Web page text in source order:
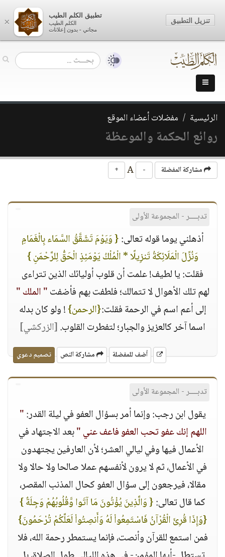
الرئيسية مفضلات أعضاء الموقع
روائع الحكمة والموعظة
مشاركة المفضلة -
+
تدبــــر - المجموعة الأولى
أذهلني يوما قوله تعالى:{ وَيَوْمَ تَشَقَّقُ السَّمَاء بِالْغَمَامِ
وَنُزِّلَ الْمَلَائِكَةُ تَنزِيلًا * الْمُلْكُ يَوْمَئِذٍ الْحَقُّ لِلرَّحْمَنِ }
فقلت: يا لطيف! علمت أن قلوب أوليائك الذين تتراءى
لهم تلك الأهوال لا تتمالك؛ فلطفت بهم فأضفت" الملك "
إلى أعم اسم في الرحمة فقلت:{الرحمن}! ولو كان بدله
اسما آخر كالعزيز والجبار؛ لتفطرت القلوب.[الزركشي]
أضف للمفضلة مشاركة النص تصميم دعوي
تدبــــر - المجموعة الأولى
يقول ابن رجب: وإنما أمر بسؤال العفو في ليلة القدر:"
اللهم إنك عفو تحب العفو فاعف عني "بعد الاجتهاد في
الأعمال فيها وفي ليالي العشر؛ لأن العارفين يجتهدون
في الأعمال، ثم لا يرون لأنفسهم عملا صالحا ولا حالا ولا
مقالا، فيرجعون إلى سؤال العفو كحال المذنب المقصر،
كما قال تعالى:{ وَالَّذِينَ يُؤْتُونَ مَا آتَوا وَّقُلُوبُهُمْ وَجِلَةٌ }
{وَإِذَا قُرِئَ الْقُرْآنُ فَاسْتَمِعُواْ لَهُ وَأَنصِتُواْ لَعَلَّكُمْ تُرْحَمُونَ}
فمن استمع للقرآن وأنصت، فإنما يستمطر رحمة الله، فلا
×
تطبيق الكلم الطيب
الكلم الطيب
مجاني - بدون إعلانات
تنزيل التطبيق